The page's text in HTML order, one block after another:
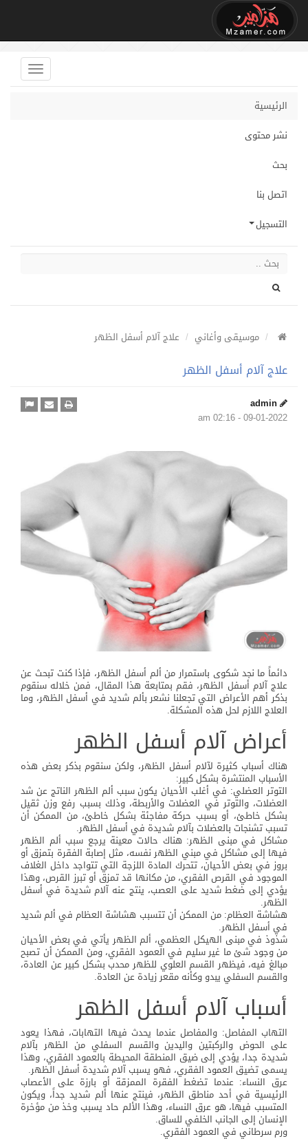
الرئيسية
نشر محتوى
بحث
اتصل بنا
التسجيل
موسيقى وأغاني علاج آلام أسفل الظهر
علاج آلام أسفل الظهر
admin
09-01-2022 - 02:16 am
دائماً ما نجد شكوى باستمرار من ألم أسفل الظهر، فإذا كنت تبحث عن
علاج آلام أسفل الظهر، فقم بمتابعة هذا المقال، فمن خلاله سنقوم
بذكر أهم الأعراض التي تجعلنا نشعر بألم شديد في أسفل الظهر، وما
العلاج اللازم لحل هذه المشكلة.
أعراض آلام أسفل الظهر
هناك أسباب كثيرة لآلام أسفل الظهر، ولكن سنقوم بذكر بعض هذه
الأسباب المنتشرة بشكل كبير:
التوتر العضلي: في أغلب الأحيان يكون سبب ألم الظهر الناتج عن شد
العضلات، والتوتر في العضلات والأربطة، وذلك بسبب رفع وزن ثقيل
بشكل خاطئ، أو بسبب حركة مفاجئة بشكل خاطئ، من الممكن أن
تسبب تشنجات بالعضلات بآلام شديدة في أسفل الظهر.
مشاكل في مبنى الظهر: هناك حالات معينة يرجع سبب ألم الظهر
فيها إلى مشاكل في مبني الظهر نفسه، مثل إصابة الفقرة بتمزق أو
بروز في بعض الأحيان، تتحرك المادة اللزجة التي تتواجد داخل الغلاف
الموجود في القرص الفقري، من مكانها قد تمزق أو تبرز القرص، وهذا
يؤدي إلى ضغط شديد على العصب، ينتج عنه آلام شديدة في أسفل
الظهر.
هشاشة العظام: من الممكن أن تتسبب هشاشة العظام في ألم شديد
في أسفل الظهر.
شذوذ في مبنى الهيكل العظمي، ألم الظهر يأتي في بعض الأحيان
من وجود شئ ما غير سليم في العمود الفقري، ومن الممكن أن تصبح
مبالغ فيه، فيظهر القسم العلوي للظهر محدب بشكل كبير عن العادة،
والقسم السفلي يبدو وكأنه مقعر زيادة عن العادة.
أسباب آلام أسفل الظهر
التهاب المفاصل: والمفاصل عندما يحدث فيها التهابات، فهذا يعود
على الحوض والركبتين واليدين والقسم السفلي من الظهر بآلام
شديدة جدا، يؤدي إلى ضيق المنطقة المحيطة بالعمود الفقري، وهذا
يسمى تضيق العمود الفقري، فهو يسبب آلام شديدة أسفل الظهر.
عرق النساء: عندما تضغط الفقرة الممزقة أو بارزة على الأعصاب
الرئيسية في أحد مناطق الظهر، فينتج عنها ألم شديد جداً، ويكون
المتسبب فيها، هو عرق النساء، وهذا الألم حاد يسبب وخذ من مؤخرة
الإنسان إلى الجانب الخلفي للساق.
ورم سرطاني في العمود الفقري.